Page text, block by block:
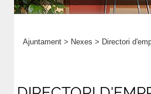
Ajuntament > Nexes > Directori